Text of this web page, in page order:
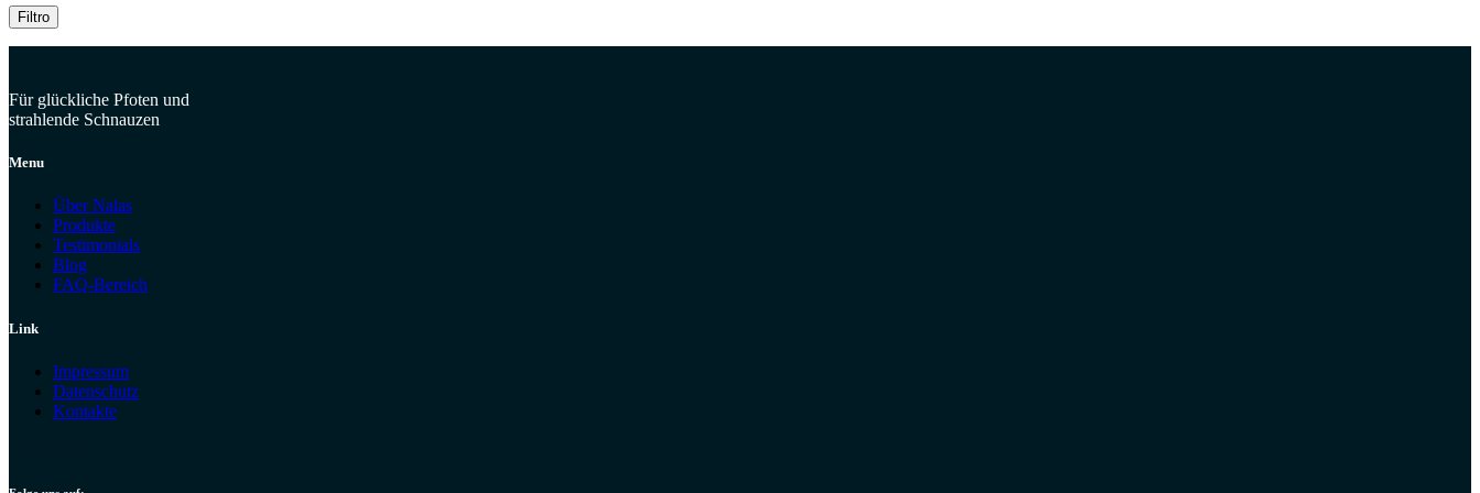
Filtro
Für glückliche Pfoten und
strahlende Schnauzen
Menu
Über Nalas
Produkte
Testimonials
Blog
FAQ-Bereich
Link
Impressum
Datenschutz
Kontakte